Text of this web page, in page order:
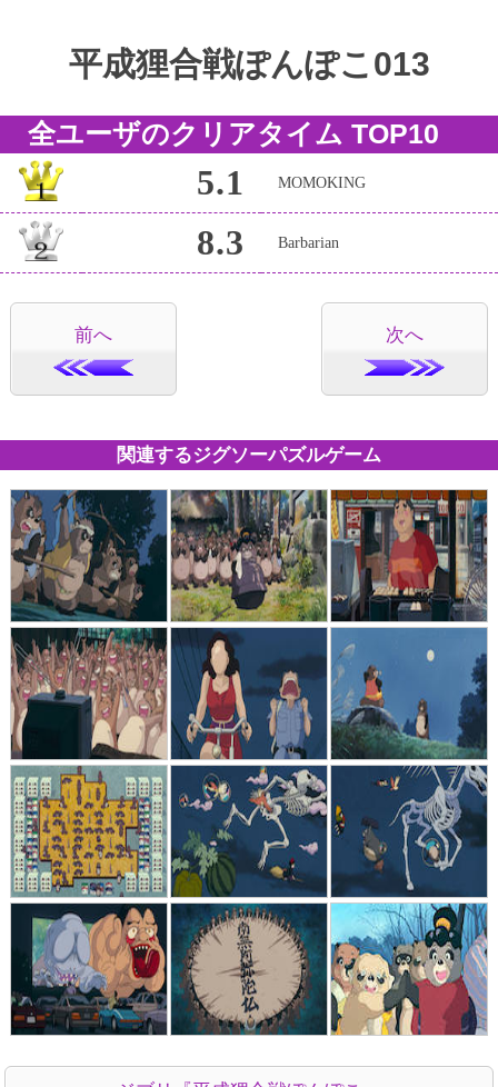
平成狸合戦ぽんぽこ013
全ユーザのクリアタイム TOP10
5.1 MOMOKING
8.3 Barbarian
前へ 次へ
関連するジグソーパズルゲーム